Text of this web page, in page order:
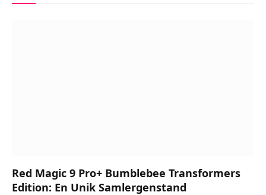
Red Magic 9 Pro+ Bumblebee Transformers
Edition: En Unik Samlergenstand